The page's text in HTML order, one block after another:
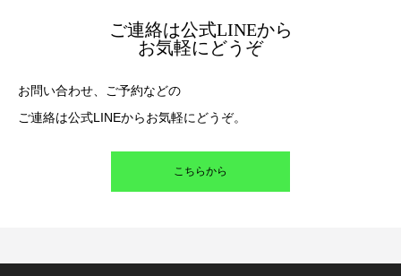
ご連絡は公式LINEから
お気軽にどうぞ
お問い合わせ、ご予約などの
ご連絡は公式LINEからお気軽にどうぞ。
こちらから